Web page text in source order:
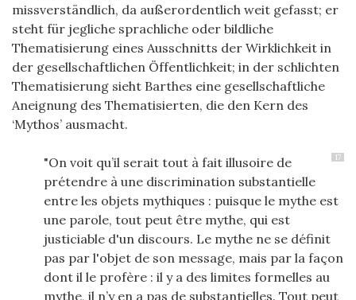
missverständlich, da außerordentlich weit gefasst; er
steht für jegliche sprachliche oder bildliche
Thematisierung eines Ausschnitts der Wirklichkeit in
der gesellschaftlichen Öffentlichkeit; in der schlichten
Thematisierung sieht Barthes eine gesellschaftliche
Aneignung des Thematisierten, die den Kern des
‘Mythos’ ausmacht.
17
"On voit qu’il serait tout à fait illusoire de
prétendre à une discrimination substantielle
entre les objets mythiques : puisque le mythe est
une parole, tout peut être mythe, qui est
justiciable d'un discours. Le mythe ne se définit
pas par l'objet de son message, mais par la façon
dont il le profère : il y a des limites formelles au
mythe, il n’y en a pas de substantielles. Tout peut